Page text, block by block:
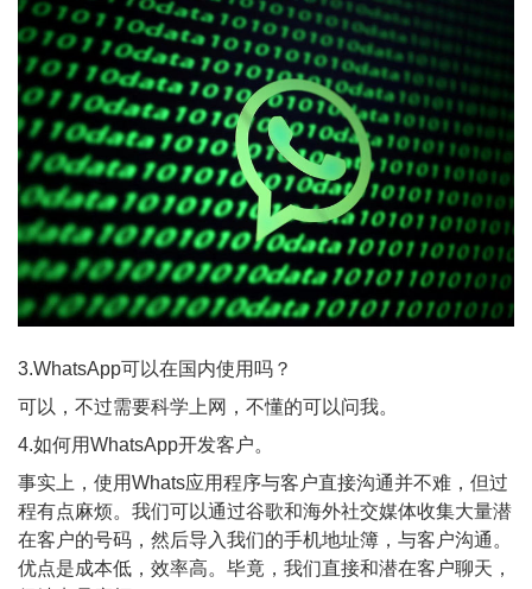
3.WhatsApp可以在国内使用吗？
可以，不过需要科学上网，不懂的可以问我。
4.如何用WhatsApp开发客户。
事实上，使用Whats应用程序与客户直接沟通并不难，但过
程有点麻烦。我们可以通过谷歌和海外社交媒体收集大量潜
在客户的号码，然后导入我们的手机地址簿，与客户沟通。
优点是成本低，效率高。毕竟，我们直接和潜在客户聊天，